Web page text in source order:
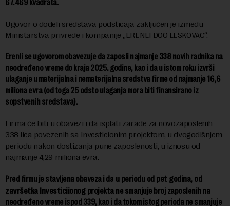
67.469 kvadrata.
Ugovor o dodeli sredstava podsticaja zaključen je između
Ministarstva privrede i kompanije „ERENLI DOO LESKOVAC“.
Erenli se ugovorom obavezuje da zaposli najmanje 338 novih radnika na
neodređeno vreme do kraja 2025. godine, kao i da u istom roku izvrši
ulaganje u materijalna i nematerijalna sredstva firme od najmanje 16,6
miliona evra (od toga 25 odsto ulaganja mora biti finansirano iz
sopstvenih sredstava).
Firma će biti u obavezi i da isplati zarade za novozaposlenih
338 lica povezenih sa Investicionim projektom, u dvogodišnjem
periodu nakon dostizanja pune zaposlenosti, u iznosu od
najmanje 4,29 miliona evra.
Pred firmu je stavljena obaveza i da u periodu od pet godina, od
završetka Investiciionog projekta ne smanjuje broj zaposlenih na
neodređeno vreme ispod 339, kao i da tokom istog perioda ne smanjuje